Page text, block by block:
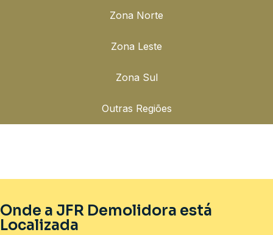
Zona Norte
Zona Leste
Zona Sul
Outras Regiões
Onde a JFR Demolidora está
Localizada